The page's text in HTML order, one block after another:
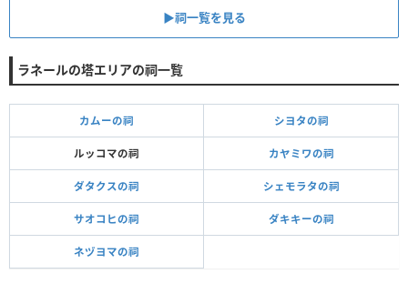
▶︎祠一覧を見る
ラネールの塔エリアの祠一覧
カムーの祠 シヨタの祠
ルッコマの祠 カヤミワの祠
ダタクスの祠 シェモラタの祠
サオコヒの祠 ダキキーの祠
ネヅヨマの祠